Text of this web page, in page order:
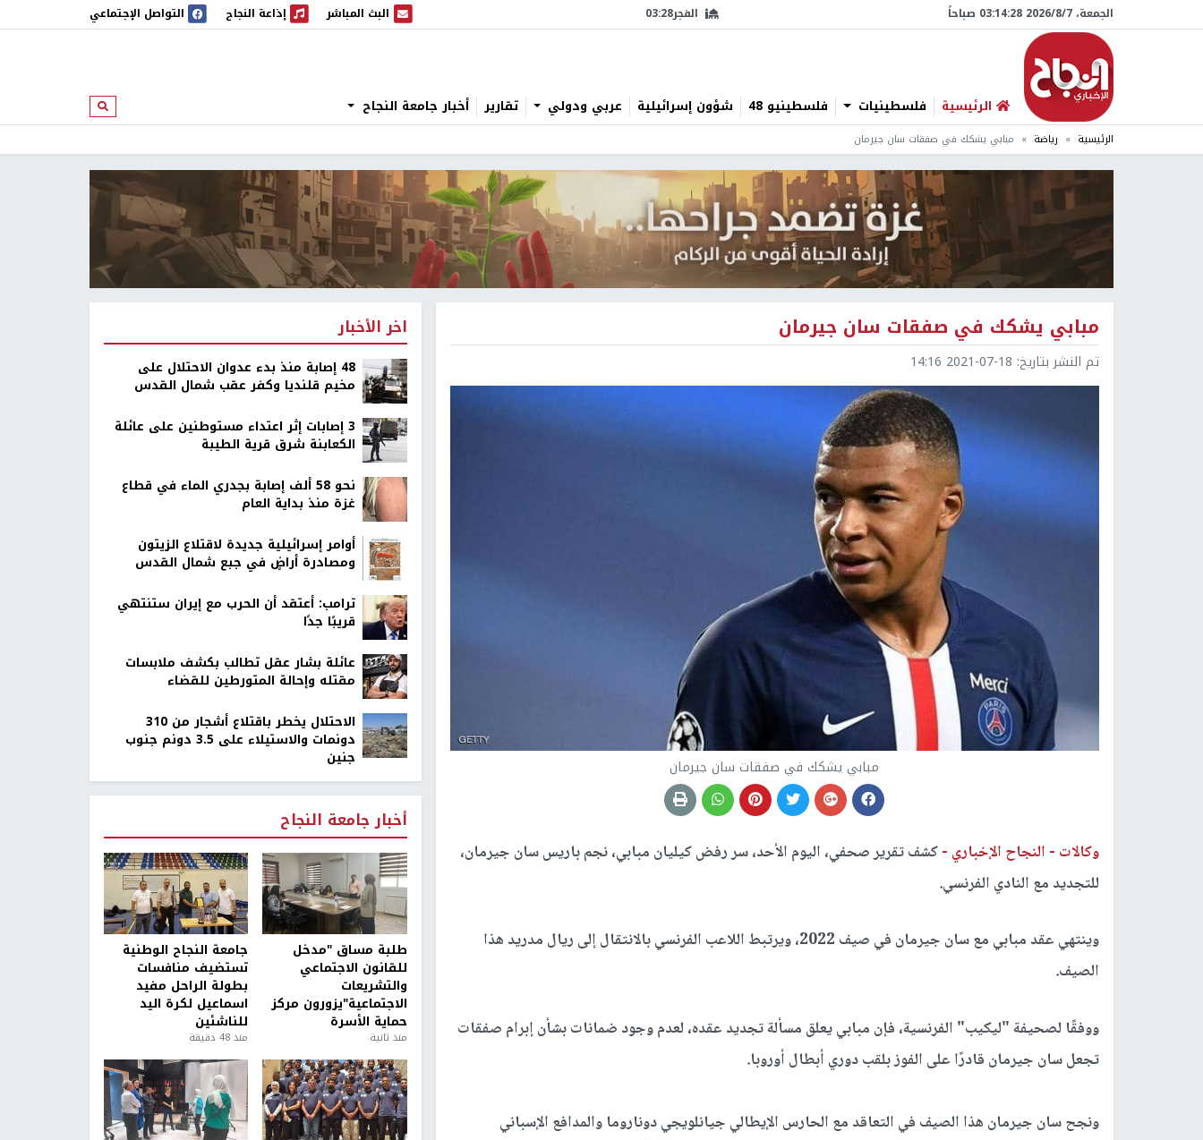
الجمعة، 7/‏8/‏2026 03:14:29 صباحاً الفجر03:28 البث المباشر
البث المباشر إذاعة النجاح
إذاعة النجاح التواصل الإجتماعي
الرئيسية فلسطينيات فلسطينيو 48 شؤون إسرائيلية عربي ودولي تقارير أخبار جامعة النجاح ابحث
الرئيسية رياضة مبابي يشكك في صفقات سان جيرمان
مبابي يشكك في صفقات سان جيرمان
تم النشر بتاريخ: 2021-07-18 14:16
مبابي يشكك في صفقات سان جيرمان
وكالات - النجاح الإخباري -كشف تقرير صحفي، اليوم الأحد، سر رفض كيليان مبابي، نجم باريس سان جيرمان،
للتجديد مع النادي الفرنسي.
وينتهي عقد مبابي مع سان جيرمان في صيف 2022، ويرتبط اللاعب الفرنسي بالانتقال إلى ريال مدريد هذا
الصيف.
ووفقًا لصحيفة "ليكيب" الفرنسية، فإن مبابي يعلق مسألة تجديد عقده، لعدم وجود ضمانات بشأن إبرام صفقات
تجعل سان جيرمان قادرًا على الفوز بلقب دوري أبطال أوروبا.
ونجح سان جيرمان هذا الصيف في التعاقد مع الحارس الإيطالي جيانلويجي دوناروما والمدافع الإسباني
اخر الأخبار
48 إصابة منذ بدء عدوان الاحتلال على
مخيم قلنديا وكفر عقب شمال القدس
‏3 إصابات إثر اعتداء مستوطنين على عائلة
الكعابنة شرق قرية الطيبة
نحو 58 ألف إصابة بجدري الماء في قطاع
غزة منذ بداية العام
أوامر إسرائيلية جديدة لاقتلاع الزيتون
ومصادرة أراضٍ في جبع شمال القدس
ترامب: أعتقد أن الحرب مع إيران ستنتهي
قريبًا جدًا
عائلة بشار عقل تطالب بكشف ملابسات
مقتله وإحالة المتورطين للقضاء
الاحتلال يخطر باقتلاع أشجار من 310
دونمات والاستيلاء على 3.5 دونم جنوب
جنين
أخبار جامعة النجاح
طلبة مساق "مدخل
للقانون الاجتماعي
والتشريعات
الاجتماعية"يزورون مركز
حماية الأسرة
منذ ثانية
جامعة النجاح الوطنية
تستضيف منافسات
بطولة الراحل مفيد
اسماعيل لكرة اليد
للناشئين
منذ 48 دقيقة